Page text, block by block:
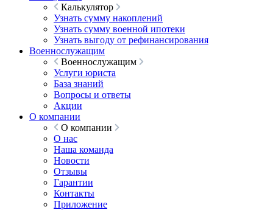
Калькулятор
Узнать сумму накоплений
Узнать сумму военной ипотеки
Узнать выгоду от рефинансирования
Военнослужащим
Военнослужащим
Услуги юриста
База знаний
Вопросы и ответы
Акции
О компании
О компании
О нас
Наша команда
Новости
Отзывы
Гарантии
Контакты
Приложение